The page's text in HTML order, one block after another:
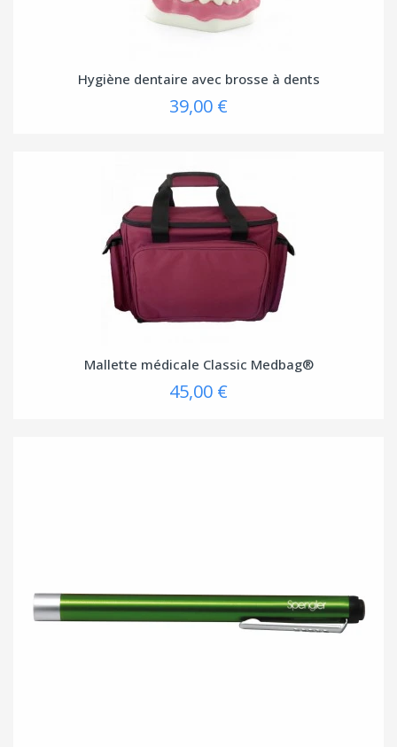
Hygiène dentaire avec brosse à dents
39,00 €
Mallette médicale Classic Medbag®
45,00 €